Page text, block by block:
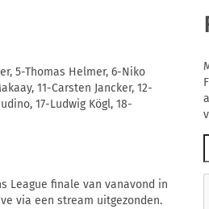
5-Thomas Helmer, 6-Niko
11-Carsten Jancker, 12-
17-Ludwig Kögl, 18-
League finale van vanavond in
via een stream uitgezonden.